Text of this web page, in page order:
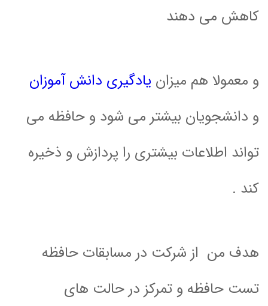
کاهش می دهند
و معمولا هم میزان یادگیری دانش آموزان
و دانشجویان بیشتر می شود و حافظه می
تواند اطلاعات بیشتری را پردازش و ذخیره
کند .
هدف من از شرکت در مسابقات حافظه
تست حافظه و تمرکز در حالت های